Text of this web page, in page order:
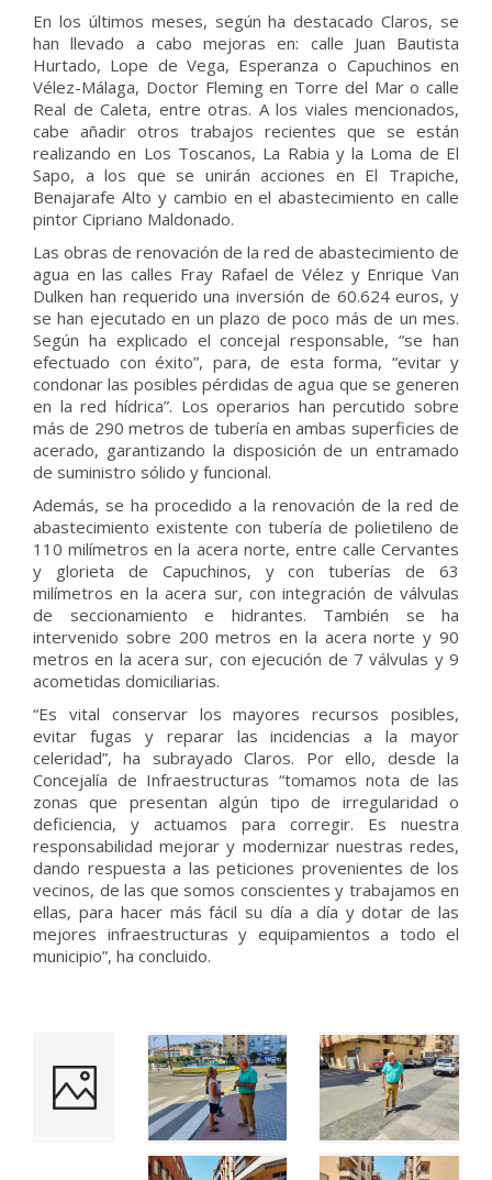
En los últimos meses, según ha destacado Claros, se
han llevado a cabo mejoras en: calle Juan Bautista
Hurtado, Lope de Vega, Esperanza o Capuchinos en
Vélez-Málaga, Doctor Fleming en Torre del Mar o calle
Real de Caleta, entre otras. A los viales mencionados,
cabe añadir otros trabajos recientes que se están
realizando en Los Toscanos, La Rabia y la Loma de El
Sapo, a los que se unirán acciones en El Trapiche,
Benajarafe Alto y cambio en el abastecimiento en calle
pintor Cipriano Maldonado.
Las obras de renovación de la red de abastecimiento de
agua en las calles Fray Rafael de Vélez y Enrique Van
Dulken han requerido una inversión de 60.624 euros, y
se han ejecutado en un plazo de poco más de un mes.
Según ha explicado el concejal responsable, “se han
efectuado con éxito”, para, de esta forma, “evitar y
condonar las posibles pérdidas de agua que se generen
en la red hídrica”. Los operarios han percutido sobre
más de 290 metros de tubería en ambas superficies de
acerado, garantizando la disposición de un entramado
de suministro sólido y funcional.
Además, se ha procedido a la renovación de la red de
abastecimiento existente con tubería de polietileno de
110 milímetros en la acera norte, entre calle Cervantes
y glorieta de Capuchinos, y con tuberías de 63
milímetros en la acera sur, con integración de válvulas
de seccionamiento e hidrantes. También se ha
intervenido sobre 200 metros en la acera norte y 90
metros en la acera sur, con ejecución de 7 válvulas y 9
acometidas domiciliarias.
“Es vital conservar los mayores recursos posibles,
evitar fugas y reparar las incidencias a la mayor
celeridad”, ha subrayado Claros. Por ello, desde la
Concejalía de Infraestructuras “tomamos nota de las
zonas que presentan algún tipo de irregularidad o
deficiencia, y actuamos para corregir. Es nuestra
responsabilidad mejorar y modernizar nuestras redes,
dando respuesta a las peticiones provenientes de los
vecinos, de las que somos conscientes y trabajamos en
ellas, para hacer más fácil su día a día y dotar de las
mejores infraestructuras y equipamientos a todo el
municipio”, ha concluido.